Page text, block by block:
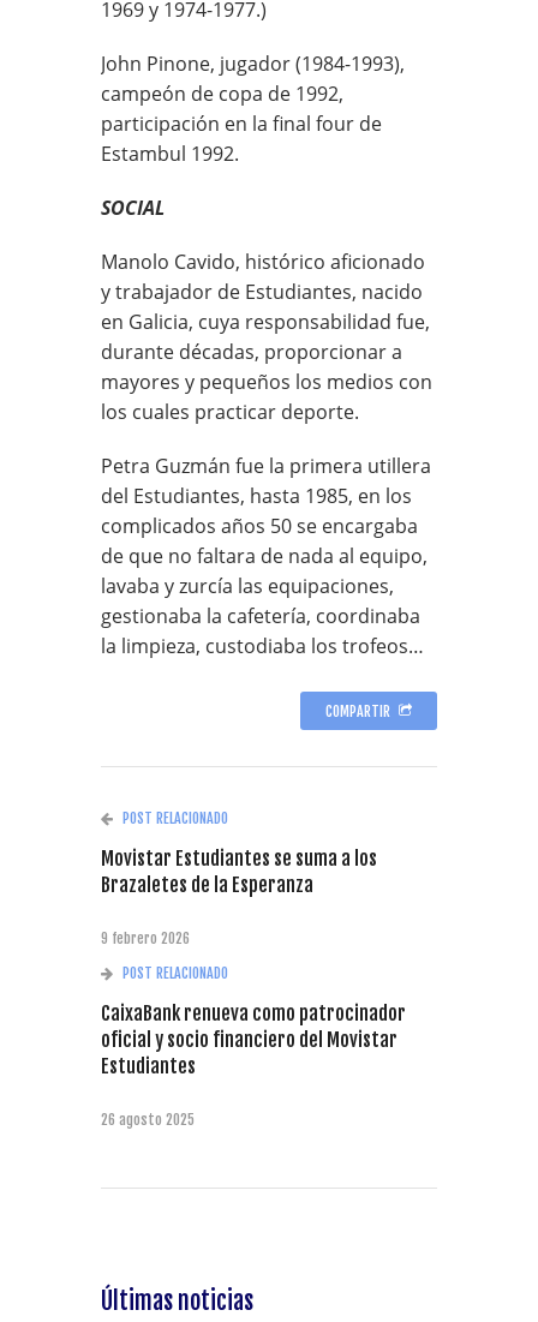
1969 y 1974-1977.)
John Pinone, jugador (1984-1993),
campeón de copa de 1992,
participación en la final four de
Estambul 1992.
SOCIAL
Manolo Cavido, histórico aficionado
y trabajador de Estudiantes, nacido
en Galicia, cuya responsabilidad fue,
durante décadas, proporcionar a
mayores y pequeños los medios con
los cuales practicar deporte.
Petra Guzmán fue la primera utillera
del Estudiantes, hasta 1985, en los
complicados años 50 se encargaba
de que no faltara de nada al equipo,
lavaba y zurcía las equipaciones,
gestionaba la cafetería, coordinaba
la limpieza, custodiaba los trofeos…
COMPARTIR
POST RELACIONADO
Movistar Estudiantes se suma a los
Brazaletes de la Esperanza
9 febrero 2026
POST RELACIONADO
CaixaBank renueva como patrocinador
oficial y socio financiero del Movistar
Estudiantes
26 agosto 2025
Últimas noticias